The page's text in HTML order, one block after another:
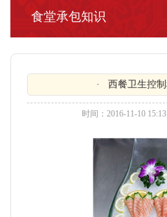
食堂承包知识
· 西餐卫生控
时间：2016-11-10